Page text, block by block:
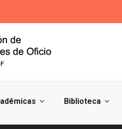
Biblioteca